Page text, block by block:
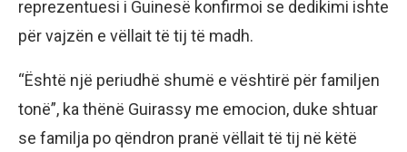
reprezentuesi i Guinesë konfirmoi se dedikimi ishte
për vajzën e vëllait të tij të madh.
“Është një periudhë shumë e vështirë për familjen
tonë”, ka thënë Guirassy me emocion, duke shtuar
se familja po qëndron pranë vëllait të tij në këtë